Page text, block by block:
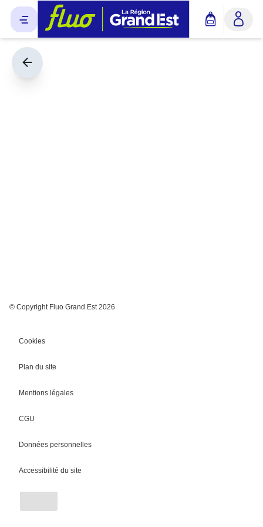
Chargement
© Copyright Fluo Grand Est 2026
Cookies
Plan du site
Mentions légales
CGU
Données personnelles
Accessibilité du site